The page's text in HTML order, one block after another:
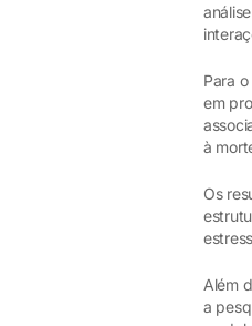
Para
em
à
Os
Além
a